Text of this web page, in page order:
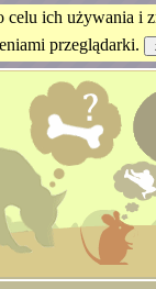
celu ich używania i
przeglądarki.